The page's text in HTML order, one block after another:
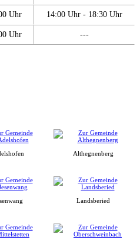
Uhr 14:00 Uhr - 18:30 Uhr
Uhr ---
Althegnenberg
Landsberied